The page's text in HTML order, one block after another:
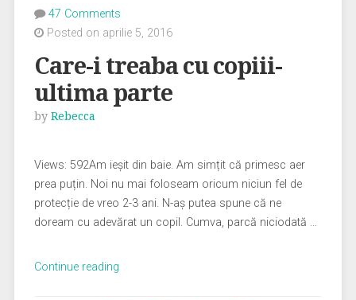
47 Comments
Posted on aprilie 5, 2016
Care-i treaba cu copiii-
ultima parte
by Rebecca
Views: 592Am ieșit din baie. Am simțit că primesc aer
prea puțin. Noi nu mai foloseam oricum niciun fel de
protecție de vreo 2-3 ani. N-aș putea spune că ne
doream cu adevărat un copil. Cumva, parcă niciodată …
Continue reading„Care-